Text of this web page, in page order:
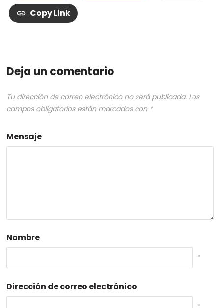
Copy Link
Deja un comentario
Tu dirección de correo electrónico no será publicada. Los
campos obligatorios están marcados con *
Mensaje
Nombre
*
Dirección de correo electrónico